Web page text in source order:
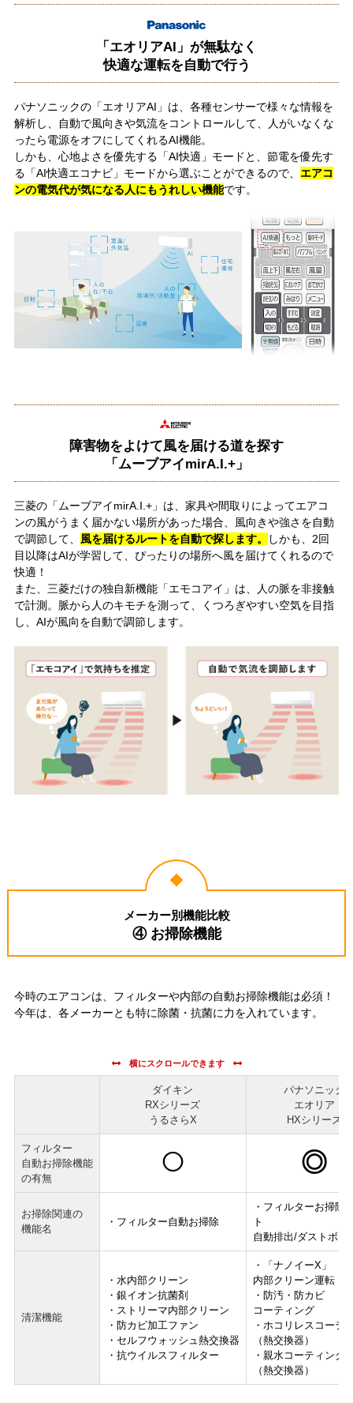
「エオリアAI」が無駄なく
快適な運転を自動で行う
パナソニックの「エオリアAI」は、各種センサーで様々な情報を
解析し、自動で風向きや気流をコントロールして、人がいなくな
ったら電源をオフにしてくれるAI機能。
しかも、心地よさを優先する「AI快適」モードと、節電を優先す
る「AI快適エコナビ」モードから選ぶことができるので、 エアコ
ンの電気代が気になる人にもうれしい機能です。
障害物をよけて風を届ける道を探す
「ムーブアイmirA.I.+」
三菱の「ムーブアイmirA.I.+」は、家具や間取りによってエアコ
ンの風がうまく届かない場所があった場合、風向きや強さを自動
で調節して、 風を届けるルートを自動で探します。
しかも、2回
目以降はAIが学習して、ぴったりの場所へ風を届けてくれるので
快適！
また、三菱だけの独自新機能「エモコアイ」は、人の脈を非接触
で計測。脈から人のキモチを測って、くつろぎやすい空気を目指
し、AIが風向を自動で調節します。
メーカー別機能比較
④ お掃除機能
今時のエアコンは、フィルターや内部の自動お掃除機能は必須！
今年は、各メーカーとも特に除菌・抗菌に力を入れています。
ダイキン
RXシリーズ
うるさらX
パナソニック
エオリア
HXシリーズ
フィルター
自動お掃除機能
の有無
◯ ◎
お掃除関連の
機能名
・フィルター自動お掃除
・フィルターお掃除
ト
自動排出/ダストボッ
清潔機能
・水内部クリーン
・銀イオン抗菌剤
・ストリーマ内部クリーン
・防カビ加工ファン
・セルフウォッシュ熱交換器
・抗ウイルスフィルター
・「ナノイーX」
内部クリーン運転
・防汚・防カビ
コーティング
・ホコリレスコーテ
（熱交換器）
・親水コーティング
（熱交換器）